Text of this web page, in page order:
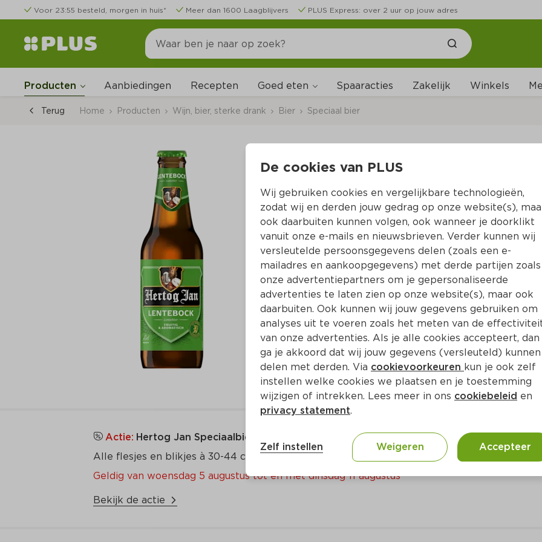
Voor 23:55 besteld, morgen in huis* Meer dan 1600 Laagblijvers PLUS Express: over 2 uur op jouw adres
Producten Aanbiedingen Recepten Goed eten Spaaracties Zakelijk Winkels
Terug Home Producten Wijn, bier, sterke drank Bier Speciaal bier
Hertog Jan
Per Fles 300 ml  (per liter €5.10)
25 % korting
1.15 1.53
Toevoegen
Actie: Hertog Jan Speciaalbier, Cornet en Uiltje
Alle flesjes en blikjes à 30-44 cl en sets
Geldig van woensdag 5 augustus tot en met dinsdag 11 augustus
Bekijk de actie
De cookies van PLUS
Wij gebruiken cookies en vergelijkbare technologieën,
zodat wij en derden jouw gedrag op onze website(s),
ook daarbuiten kunnen volgen, ook wanneer je doorklikt
vanuit onze e-mails en nieuwsbrieven. Verder kunnen wij
versleutelde persoonsgegevens delen (zoals een e-
mailadres en aankoopgegevens) met derde partijen zoals
onze advertentiepartners om je gepersonaliseerde
advertenties te laten zien op onze website(s), maar ook
daarbuiten. Ook kunnen wij jouw gegevens gebruiken om
analyses uit te voeren zoals het meten van de
van onze advertenties. Als je alle cookies accepteert, dan
ga je akkoord dat wij jouw gegevens (versleuteld) kunnen
delen met derden. Via cookievoorkeuren kun je ook zelf
instellen welke cookies we plaatsen en je toestemming
wijzigen of intrekken. Lees meer in ons cookiebeleid en
privacy statement.
Zelf instellen Weigeren Accepteer